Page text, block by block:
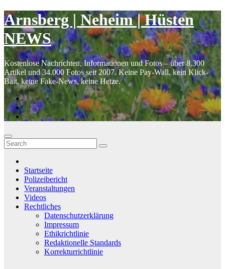
Skip
to
content
Arnsberg | Neheim | Hüsten
NEWS
Kostenlose Nachrichten, Informationen und Fotos – über 8.300
Artikel und 34.000 Fotos seit 2007. Keine Pay-Wall, kein Klick-
Bait, keine Fake-News, keine Hetze.
Startseite
Polizeibericht
Veranstaltungen
Videos
Rechtliches
Datenschutzerklärung
Impressum
Ethikrichtlinie
Redaktionelle Standards
Korrekturrichtlinie